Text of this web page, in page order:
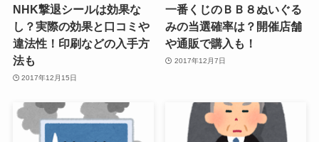
NHK撃退シールは効果な
し？実際の効果と口コミや
違法性！印刷などの入手方
法も
2017年12月15日
一番くじのＢＢ８ぬいぐる
みの当選確率は？開催店舗
や通販で購入も！
2017年12月7日